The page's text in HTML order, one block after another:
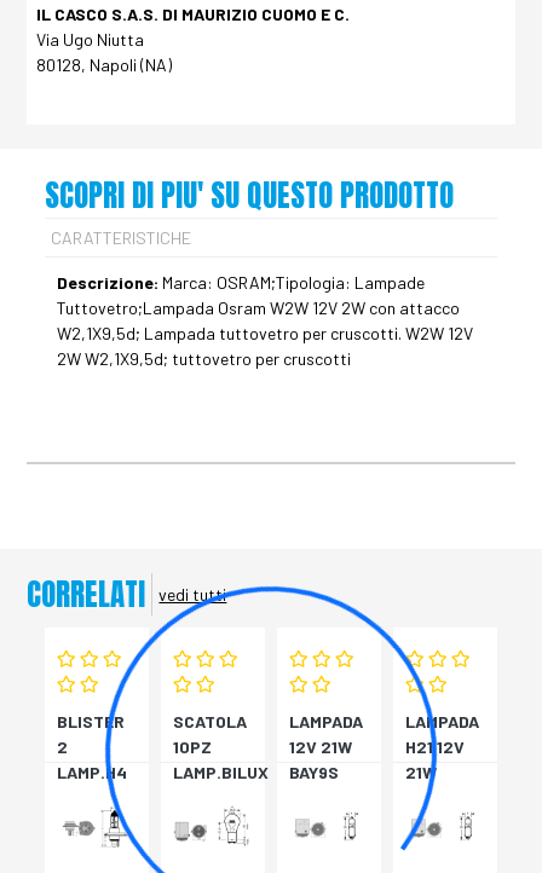
IL CASCO S.A.S. DI MAURIZIO CUOMO E C.
Via Ugo Niutta
80128, Napoli (NA)
SCOPRI DI PIU' SU QUESTO PRODOTTO
CARATTERISTICHE
Descrizione: Marca: OSRAM;Tipologia: Lampade
Tuttovetro;Lampada Osram W2W 12V 2W con attacco
W2,1X9,5d; Lampada tuttovetro per cruscotti. W2W 12V
2W W2,1X9,5d; tuttovetro per cruscotti
CORRELATI vedi tutti
BLISTER
2
LAMP.H4
60/55W
BLU P43T
SCATOLA
10PZ
LAMP.BILUX
21/5W
BAY15D
LAMPADA
12V 21W
BAY9S
PE RNI
LAMPADA
H21 12V
21W
BAY9S